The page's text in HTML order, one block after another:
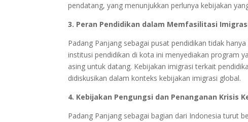
pendatang, yang menunjukkan perlunya kebijakan
3. Peran Pendidikan dalam Memfasilitasi
Padang Panjang sebagai pusat pendidikan tidak
institusi pendidikan di kota ini menyediakan program
asing untuk datang. Kebijakan imigrasi terkait
didiskusikan dalam konteks kebijakan imigrasi global.
4. Kebijakan Pengungsi dan Penanganan Krisis
Padang Panjang sebagai bagian dari Indonesia turut